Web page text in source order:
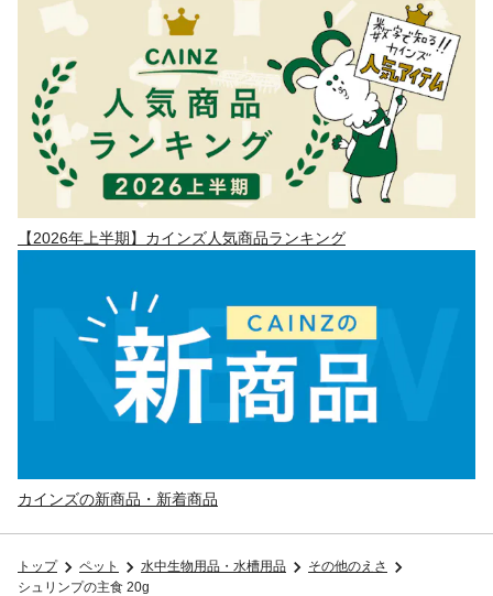
【2026年上半期】カインズ人気商品ランキング
カインズの新商品・新着商品
トップ ペット 水中生物用品・水槽用品
その他のえさ
シュリンプの主食 20g